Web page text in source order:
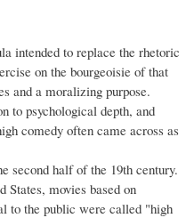
intended to replace the rhetoric
on the bourgeoisie of that
and a moralizing purpose.
to psychological depth, and
comedy often came across as
second half of the 19th century.
movies based on
to the public were called "high